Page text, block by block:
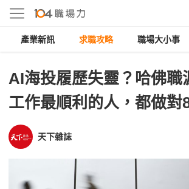
產業新訊 求職攻略 職場大小事
AI海投履歷失靈？哈佛職
工作最順利的人，都做對
天下雜誌